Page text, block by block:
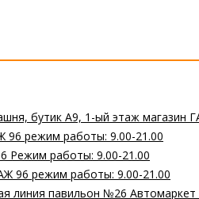
бутик А9, 1-ый этаж магазин
96 режим работы: 9.00-21.00
Режим работы: 9.00-21.00
96 режим работы: 9.00-21.00
линия павильон №26